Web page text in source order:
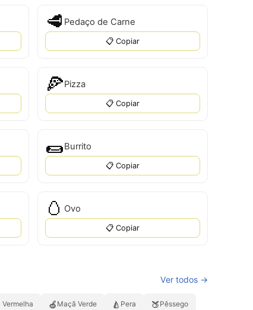
🥩 Pedaço de Carne
📋 Copiar
🍕Pizza
📋 Copiar
🌯Burrito
📋 Copiar
🥚 Ovo
📋 Copiar
Ver todos →
Vermelha 🍏 Maçã Verde 🍐 Pera 🍑Pêssego